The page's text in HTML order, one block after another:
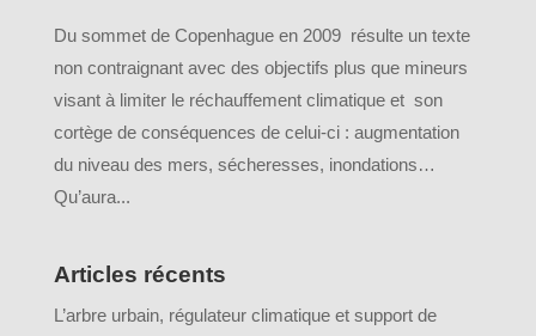
Du sommet de Copenhague en 2009 résulte un texte
non contraignant avec des objectifs plus que mineurs
visant à limiter le réchauffement climatique et son
cortège de conséquences de celui-ci : augmentation
du niveau des mers, sécheresses, inondations…
Qu’aura...
Articles récents
L’arbre urbain, régulateur climatique et support de